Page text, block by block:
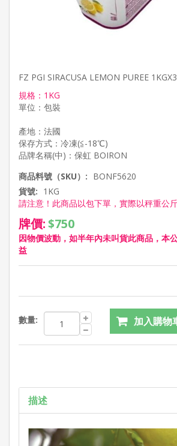
FZ PGI SIRACUSA LEMON PUREE 1KGX3
規格：1KG
單位：包裝
產地：法國
保存方式：冷凍(≦-18℃)
商品料號（SKU）: BONF5620
貨號: 1KG
請注意！此商品以包下單，實際以秤重公
牌價:$750
因物價波動，如半年內未叫貨此商品，本
益
數量:
描述